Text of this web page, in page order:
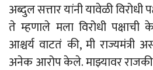
अब्दुल सत्तार यांनी यावेळी
ते म्हणाले मला विरोधी
आश्चर्य वाटतं की, मी राज्यमंत्री
अनेक आरोप केले. माझ्यावर